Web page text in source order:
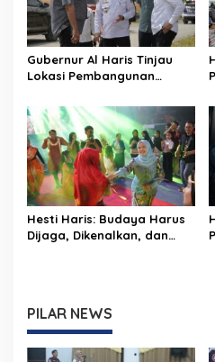
Gubernur Al Haris Tinjau
Lokasi Pembangunan
Pembangunan BTN Bungo
Green City
Hesti Haris: Budaya Harus
Dijaga, Dikenalkan, dan
PILAR NEWS